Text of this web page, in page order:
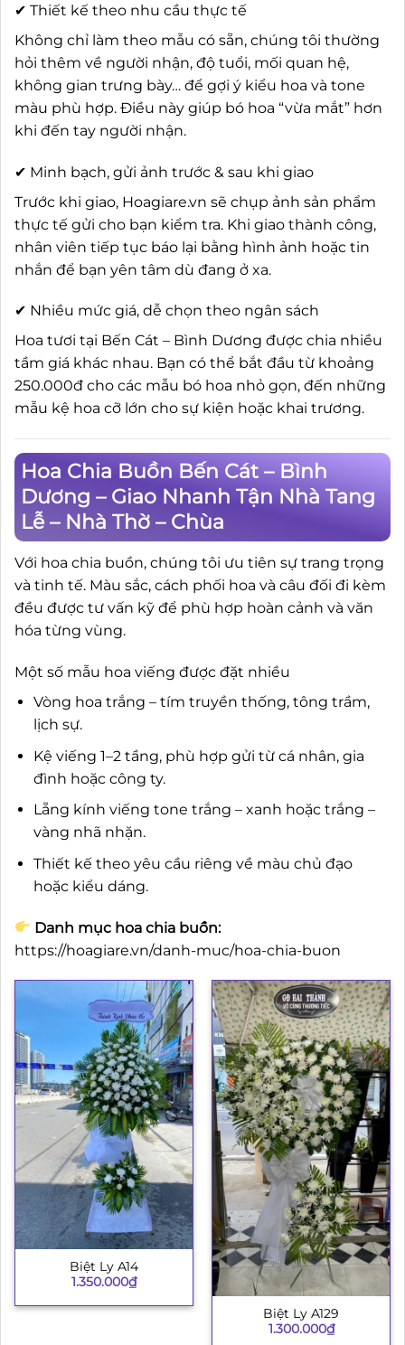
✔ Thiết kế theo nhu cầu thực tế
Không chỉ làm theo mẫu có sẵn, chúng tôi thường
hỏi thêm về người nhận, độ tuổi, mối quan hệ,
không gian trưng bày… để gợi ý kiểu hoa và tone
màu phù hợp. Điều này giúp bó hoa “vừa mắt” hơn
khi đến tay người nhận.
✔ Minh bạch, gửi ảnh trước & sau khi giao
Trước khi giao, Hoagiare.vn sẽ chụp ảnh sản phẩm
thực tế gửi cho bạn kiểm tra. Khi giao thành công,
nhân viên tiếp tục báo lại bằng hình ảnh hoặc tin
nhắn để bạn yên tâm dù đang ở xa.
✔ Nhiều mức giá, dễ chọn theo ngân sách
Hoa tươi tại Bến Cát – Bình Dương được chia nhiều
tầm giá khác nhau. Bạn có thể bắt đầu từ khoảng
250.000đ cho các mẫu bó hoa nhỏ gọn, đến những
mẫu kệ hoa cỡ lớn cho sự kiện hoặc khai trương.
Hoa Chia Buồn Bến Cát – Bình
Dương – Giao Nhanh Tận Nhà Tang
Lễ – Nhà Thờ – Chùa
Với hoa chia buồn, chúng tôi ưu tiên sự trang trọng
và tinh tế. Màu sắc, cách phối hoa và câu đối đi kèm
đều được tư vấn kỹ để phù hợp hoàn cảnh và văn
hóa từng vùng.
Một số mẫu hoa viếng được đặt nhiều
Vòng hoa trắng – tím truyền thống, tông trầm,
lịch sự.
Kệ viếng 1–2 tầng, phù hợp gửi từ cá nhân, gia
đình hoặc công ty.
Lẵng kính viếng tone trắng – xanh hoặc trắng –
vàng nhã nhặn.
Thiết kế theo yêu cầu riêng về màu chủ đạo
hoặc kiểu dáng.
Danh mục hoa chia buồn:
https://hoagiare.vn/danh-muc/hoa-chia-buon
Biệt Ly A14
1.350.000₫
Biệt Ly A129
1.300.000₫